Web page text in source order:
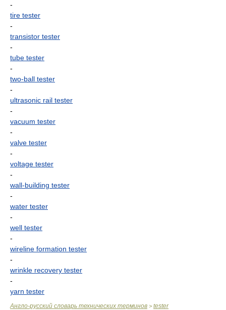
-
tire tester
-
transistor tester
-
tube tester
-
two-ball tester
-
ultrasonic rail tester
-
vacuum tester
-
valve tester
-
voltage tester
-
wall-building tester
-
water tester
-
well tester
-
wireline formation tester
-
wrinkle recovery tester
-
yarn tester
Англо-русский словарь технических терминов > tester